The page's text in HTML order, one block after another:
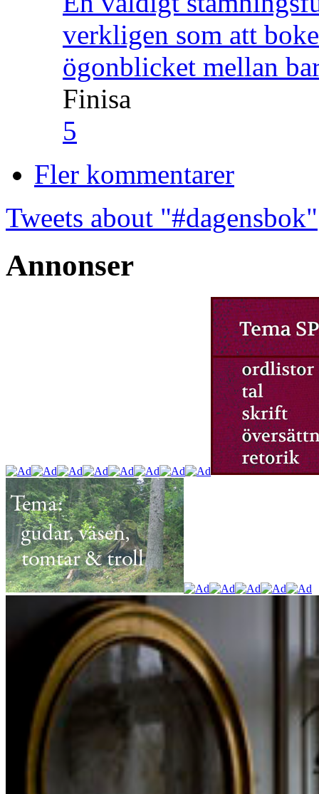
verkligen som att
ögonblicket mellan
Finisa
5
Fler kommentarer
Tweets about "#dagensbok"
Annonser